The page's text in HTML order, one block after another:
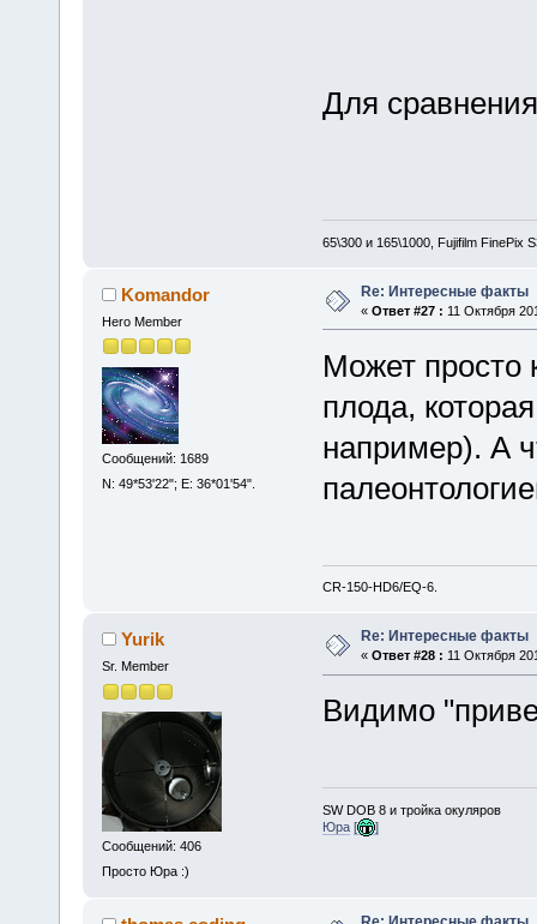
Для
65\300 и 165\1000, Fujifilm FinePix
Komandor
Hero Member
Сообщений: 1689
N: 49*53'22"; E: 36*01'54".
Re: Интересные факты
« Ответ #27 : 11 Октября
Может просто
плода,
например). А
CR-150-HD6/EQ-6.
Yurik
Sr. Member
Сообщений: 406
Просто Юра :)
Re: Интересные факты
« Ответ #28 : 11 Октября
Видимо
SW DOB 8 и тройка окуляров
Юра [ ]